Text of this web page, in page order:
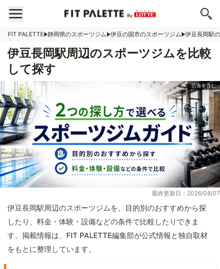
FIT PALETTE 静岡県のスポーツジム 伊豆の国市のスポーツジム 伊豆長岡駅
伊豆長岡駅周辺のスポーツジムを比較
して探す
最終更新日：2026/08/07
伊豆長岡駅周辺のスポーツジムを、目的別のおすすめから探
したり、料金・体験・設備などの条件で比較したりできま
す。掲載情報は、FIT PALETTE編集部が公式情報と独自取材
をもとに整理しています。